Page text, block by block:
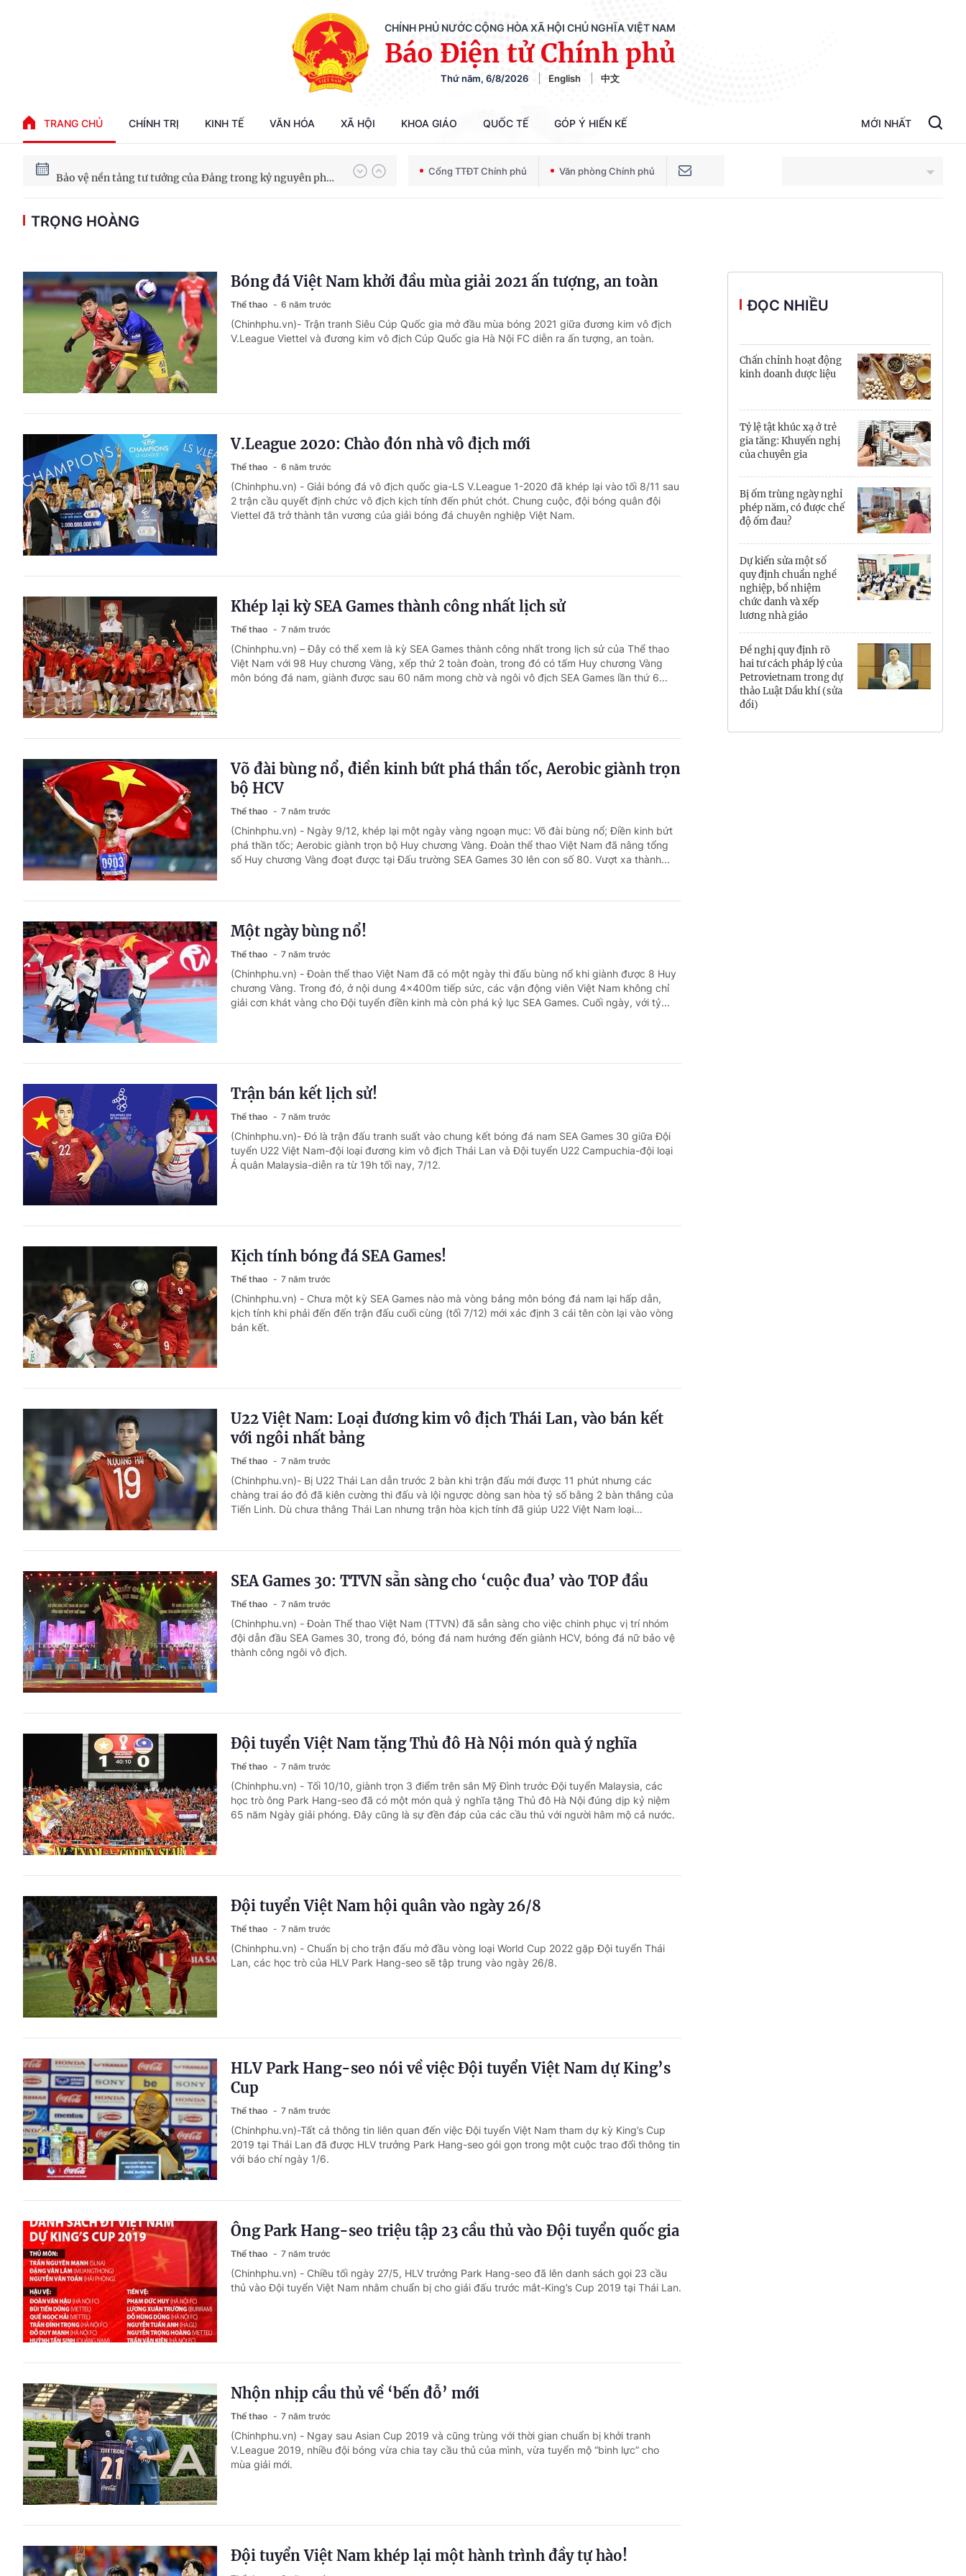
CHÍNH PHỦ NƯỚC CỘNG HÒA XÃ HỘI CHỦ NGHĨA VIỆT NAM
Báo Điện tử Chính phủ
Thứ năm, 6/8/2026 English 中文
TRANG CHỦ CHÍNH TRỊ KINH TẾ VĂN HÓA XÃ HỘI KHOA GIÁO QUỐC TẾ GÓP Ý HIẾN KẾ MỚI NHẤT
100 ngày xử lý các điểm nghẽn về chuyển đổi số
Phát triển kinh tế nhà nước trong kỷ nguyên mới
Cổng TTĐT Chính phủ Văn phòng Chính phủ
Cần Thơ
Đắk Lắk
Đồng Nai
Đồng Tháp
Hà Nội
Hồ Chí Minh
Hà Tĩnh
Hưng Yên
Hải Phòng
TRỌNG HOÀNG
Bóng đá Việt Nam khởi đầu mùa giải 2021 ấn tượng, an toàn
Thể thao 6 năm trước
(Chinhphu.vn)- Trận tranh Siêu Cúp Quốc gia mở đầu mùa bóng 2021 giữa đương kim vô địch
V.League Viettel và đương kim vô địch Cúp Quốc gia Hà Nội FC diễn ra ấn tượng, an toàn.
V.League 2020: Chào đón nhà vô địch mới
Thể thao 6 năm trước
(Chinhphu.vn) - Giải bóng đá vô địch quốc gia-LS V.League 1-2020 đã khép lại vào tối 8/11 sau
2 trận cầu quyết định chức vô địch kịch tính đến phút chót. Chung cuộc, đội bóng quân đội
Viettel đã trở thành tân vương của giải bóng đá chuyên nghiệp Việt Nam.
Khép lại kỳ SEA Games thành công nhất lịch sử
Thể thao 7 năm trước
(Chinhphu.vn) – Đây có thể xem là kỳ SEA Games thành công nhất trong lịch sử của Thể thao
Việt Nam với 98 Huy chương Vàng, xếp thứ 2 toàn đoàn, trong đó có tấm Huy chương Vàng
môn bóng đá nam, giành được sau 60 năm mong chờ và ngôi vô địch SEA Games lần thứ 6...
Võ đài bùng nổ, điền kinh bứt phá thần tốc, Aerobic giành trọn
bộ HCV
Thể thao 7 năm trước
(Chinhphu.vn) - Ngày 9/12, khép lại một ngày vàng ngoạn mục: Võ đài bùng nổ; Điền kinh bứt
phá thần tốc; Aerobic giành trọn bộ Huy chương Vàng. Đoàn thể thao Việt Nam đã nâng tổng
số Huy chương Vàng đoạt được tại Đấu trường SEA Games 30 lên con số 80. Vượt xa thành...
Một ngày bùng nổ!
Thể thao 7 năm trước
(Chinhphu.vn) - Đoàn thể thao Việt Nam đã có một ngày thi đấu bùng nổ khi giành được 8 Huy
chương Vàng. Trong đó, ở nội dung 4x400m tiếp sức, các vận động viên Việt Nam không chỉ
giải cơn khát vàng cho Đội tuyển điền kinh mà còn phá kỷ lục SEA Games. Cuối ngày, với tỷ...
Trận bán kết lịch sử!
Thể thao 7 năm trước
(Chinhphu.vn)- Đó là trận đấu tranh suất vào chung kết bóng đá nam SEA Games 30 giữa Đội
tuyển U22 Việt Nam-đội loại đương kim vô địch Thái Lan và Đội tuyển U22 Campuchia-đội loại
Á quân Malaysia-diễn ra từ 19h tối nay, 7/12.
Kịch tính bóng đá SEA Games!
Thể thao 7 năm trước
(Chinhphu.vn) - Chưa một kỳ SEA Games nào mà vòng bảng môn bóng đá nam lại hấp dẫn,
kịch tính khi phải đến đến trận đấu cuối cùng (tối 7/12) mới xác định 3 cái tên còn lại vào vòng
bán kết.
U22 Việt Nam: Loại đương kim vô địch Thái Lan, vào bán kết
với ngôi nhất bảng
Thể thao 7 năm trước
(Chinhphu.vn)- Bị U22 Thái Lan dẫn trước 2 bàn khi trận đấu mới được 11 phút nhưng các
chàng trai áo đỏ đã kiên cường thi đấu và lội ngược dòng san hòa tỷ số bằng 2 bàn thắng của
Tiến Linh. Dù chưa thắng Thái Lan nhưng trận hòa kịch tính đã giúp U22 Việt Nam loại...
SEA Games 30: TTVN sẵn sàng cho ‘cuộc đua’ vào TOP đầu
Thể thao 7 năm trước
(Chinhphu.vn) - Đoàn Thể thao Việt Nam (TTVN) đã sẵn sàng cho việc chinh phục vị trí nhóm
đội dẫn đầu SEA Games 30, trong đó, bóng đá nam hướng đến giành HCV, bóng đá nữ bảo vệ
thành công ngôi vô địch.
Đội tuyển Việt Nam tặng Thủ đô Hà Nội món quà ý nghĩa
Thể thao 7 năm trước
(Chinhphu.vn) - Tối 10/10, giành trọn 3 điểm trên sân Mỹ Đình trước Đội tuyển Malaysia, các
học trò ông Park Hang-seo đã có một món quà ý nghĩa tặng Thủ đô Hà Nội đúng dịp kỷ niệm
65 năm Ngày giải phóng. Đây cũng là sự đền đáp của các cầu thủ với người hâm mộ cả nước.
Đội tuyển Việt Nam hội quân vào ngày 26/8
Thể thao 7 năm trước
(Chinhphu.vn) - Chuẩn bị cho trận đấu mở đầu vòng loại World Cup 2022 gặp Đội tuyển Thái
Lan, các học trò của HLV Park Hang-seo sẽ tập trung vào ngày 26/8.
HLV Park Hang-seo nói về việc Đội tuyển Việt Nam dự King’s
Cup
Thể thao 7 năm trước
(Chinhphu.vn)-Tất cả thông tin liên quan đến việc Đội tuyển Việt Nam tham dự kỳ King’s Cup
2019 tại Thái Lan đã được HLV trưởng Park Hang-seo gói gọn trong một cuộc trao đổi thông tin
với báo chí ngày 1/6.
Ông Park Hang-seo triệu tập 23 cầu thủ vào Đội tuyển quốc gia
Thể thao 7 năm trước
(Chinhphu.vn) - Chiều tối ngày 27/5, HLV trưởng Park Hang-seo đã lên danh sách gọi 23 cầu
thủ vào Đội tuyển Việt Nam nhằm chuẩn bị cho giải đấu trước mắt-King’s Cup 2019 tại Thái Lan.
Nhộn nhịp cầu thủ về ‘bến đỗ’ mới
Thể thao 7 năm trước
(Chinhphu.vn) - Ngay sau Asian Cup 2019 và cũng trùng với thời gian chuẩn bị khởi tranh
V.League 2019, nhiều đội bóng vừa chia tay cầu thủ của mình, vừa tuyển mộ “binh lực” cho
mùa giải mới.
Đội tuyển Việt Nam khép lại một hành trình đầy tự hào!
ĐỌC NHIỀU
Chấn chỉnh hoạt động
kinh doanh dược liệu
Tỷ lệ tật khúc xạ ở trẻ
gia tăng: Khuyến nghị
của chuyên gia
Bị ốm trùng ngày nghỉ
phép năm, có được chế
độ ốm đau?
Dự kiến sửa một số
quy định chuẩn nghề
nghiệp, bổ nhiệm
chức danh và xếp
lương nhà giáo
Đề nghị quy định rõ
hai tư cách pháp lý của
Petrovietnam trong dự
thảo Luật Dầu khí (sửa
đổi)